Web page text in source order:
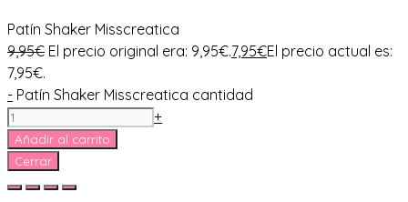
Patín Shaker Misscreatica
9,95€ El precio original era: 9,95€.7,95€El precio actual es:
7,95€.
- Patín Shaker Misscreatica cantidad
+
Añadir al carrito
Cerrar